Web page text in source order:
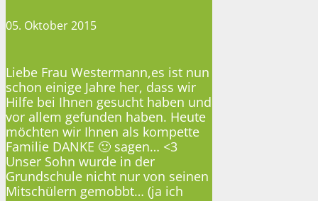
05. Oktober 2015
Liebe Frau Westermann,es ist nun
schon einige Jahre her, dass wir
Hilfe bei Ihnen gesucht haben und
vor allem gefunden haben. Heute
möchten wir Ihnen als kompette
Familie DANKE 🙂 sagen… <3
Unser Sohn wurde in der
Grundschule nicht nur von seinen
Mitschülern gemobbt… (ja ich